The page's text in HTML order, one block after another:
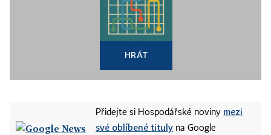
HRÁT
Přidejte si Hospodářské noviny mezi
své oblíbené tituly na Google